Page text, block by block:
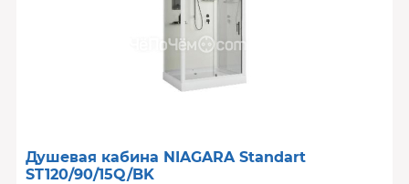
Душевая кабина NIAGARA Standart
ST120/90/15Q/BK